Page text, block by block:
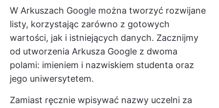
W Arkuszach Google można tworzyć rozwijane
listy, korzystając zarówno z gotowych
wartości, jak i istniejących danych. Zacznijmy
od utworzenia Arkusza Google z dwoma
polami: imieniem i nazwiskiem studenta oraz
jego uniwersytetem.
Zamiast ręcznie wpisywać nazwy uczelni za